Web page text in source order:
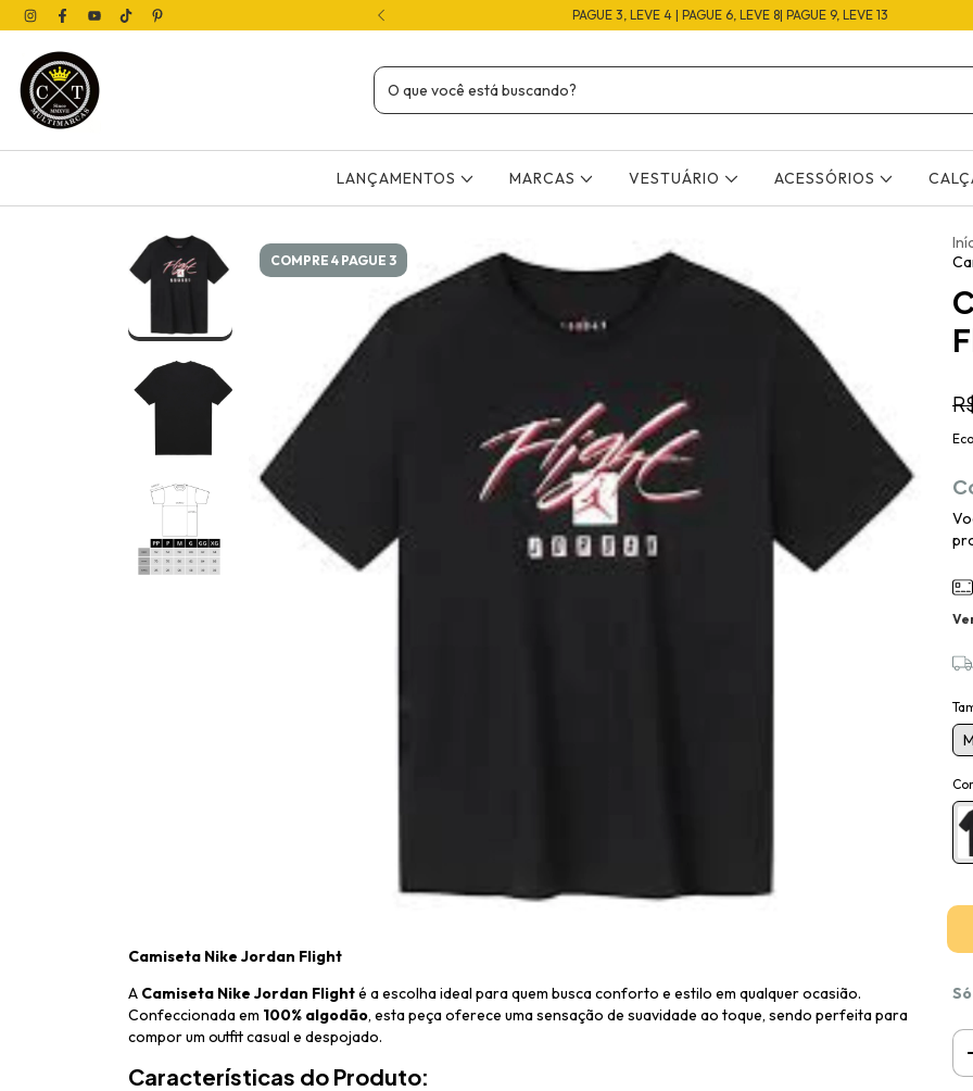
NO CARTÃO OU 4X SEM JUROS NO PIX) PAGUE 3, LEVE 4 | PAGUE 6, LEVE 8| PAGUE 9, LEVE 13
LANÇAMENTOS MARCAS VESTUÁRIO ACESSÓRIOS
COMPRE 4 PAGUE 3
Camiseta Nike Jordan Flight
A Camiseta Nike Jordan Flighté a escolha ideal para quem busca conforto e estilo em qualquer ocasião.
Confeccionada em 100% algodão, esta peça oferece uma sensação de suavidade ao toque, sendo perfeita para
compor um outfit casual e despojado.
Características do Produto:
M